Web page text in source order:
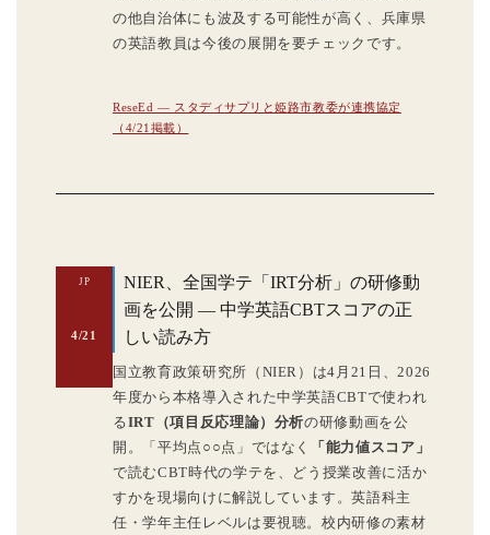
の他自治体にも波及する可能性が高く、兵庫県
の英語教員は今後の展開を要チェックです。
ReseEd — スタディサプリと姫路市教委が連携協定
（4/21掲載）
JP
4/21
NIER、全国学テ「IRT分析」の研修動
画を公開 — 中学英語CBTスコアの正
しい読み方
国立教育政策研究所（NIER）は4月21日、2026
年度から本格導入された中学英語CBTで使われ
るIRT（項目反応理論）分析の研修動画を公
開。「平均点○○点」ではなく
「能力値スコア」
で読むCBT時代の学テを、どう授業改善に活か
すかを現場向けに解説しています。英語科主
任・学年主任レベルは要視聴。校内研修の素材